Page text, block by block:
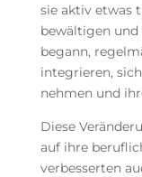
sie aktiv etwas
bewältigen und
begann,
integrieren,
nehmen und
Diese
auf ihre
verbesserten